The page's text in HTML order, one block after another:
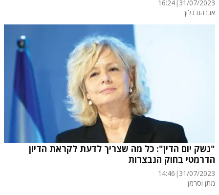
31/07/2023
|
16:24
אברהם בלוך
"נשק יום הדין": כל מה שצריך לדעת לקראת הדיון
הדרמטי בחוק הנבצרות
31/07/2023
|
14:46
מתן וסרמן